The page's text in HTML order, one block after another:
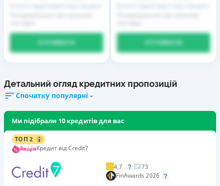
ОТРИМАТИ ОТРИМАТИ
Детальний огляд кредитних пропозицій
Спочатку популярні
Ми підібрали 10 кредитів для вас
ТОП 2
АкціяКредит від Credit7
4,7
73
FinAwards 2026